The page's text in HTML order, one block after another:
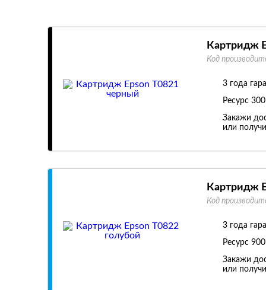
Картридж
Код
3 года
Ресурс
Закажи
или
Картридж
Код
3 года
Ресурс
Закажи
или